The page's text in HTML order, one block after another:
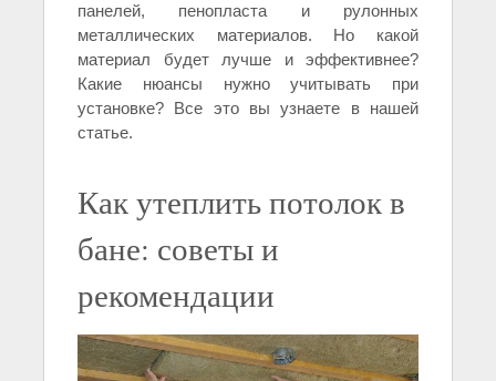
панелей, пенопласта и рулонных
металлических материалов. Но какой
материал будет лучше и эффективнее?
Какие нюансы нужно учитывать при
установке? Все это вы узнаете в нашей
статье.
Как утеплить потолок в
бане: советы и
рекомендации